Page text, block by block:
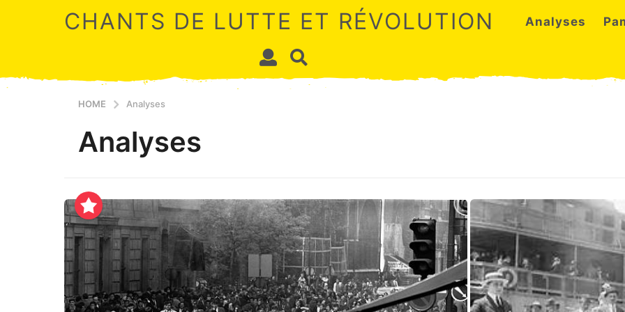
CHANTS DE LUTTE ET RÉVOLUTION Analyses
HOME Analyses
Analyses